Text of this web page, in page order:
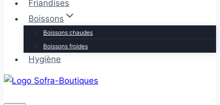
Friandises
Boissons
Boissons chaudes
Boissons froides
Hygiène